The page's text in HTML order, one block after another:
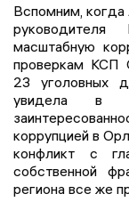
Вспомним, когда
масштабную
проверкам КСП
23 уголовных
увидела в
коррупцией в
конфликт с
собственной
региона все же